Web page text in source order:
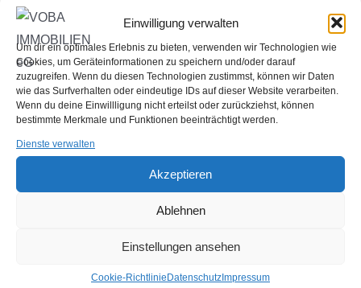
Einwilligung verwalten
Um dir ein optimales Erlebnis zu bieten, verwenden wir Technologien wie
Cookies, um Geräteinformationen zu speichern und/oder darauf
zuzugreifen. Wenn du diesen Technologien zustimmst, können wir Daten
wie das Surfverhalten oder eindeutige IDs auf dieser Website verarbeiten.
Wenn du deine Einwillligung nicht erteilst oder zurückziehst, können
bestimmte Merkmale und Funktionen beeinträchtigt werden.
Dienste verwalten
Akzeptieren
Ablehnen
Einstellungen ansehen
Cookie-Richtlinie Datenschutz Impressum
Das Ursprungsbaujahr des Gebäudes ist nicht
bekannt. Laut vorliegenden Unterlagen wurde das
Haus um 1996 in Wohn- und Teileigentum
aufgeteilt. Die Angebotsfläche wird derzeit als
Post-Agentur genutzt. Der Eigentümer erzielt
hierfür eine Jahresgrundmiete von ca. 12.000,00 €
(zzgl. MwSt. und zzgl. Nebenkosten).
Die heutige Aufteilung der ebenerdigen
Gewerbenutzfläche von ca. 216 m² ist wie folgt:
Verkaufsraum, Aufenthaltsraum, Lager, Empore,
WC/Waschraum.